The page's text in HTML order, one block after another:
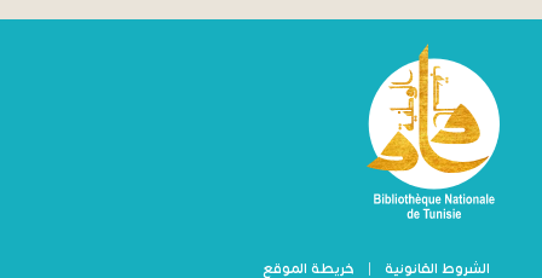
الشروط القانونية | خريطة الموقع